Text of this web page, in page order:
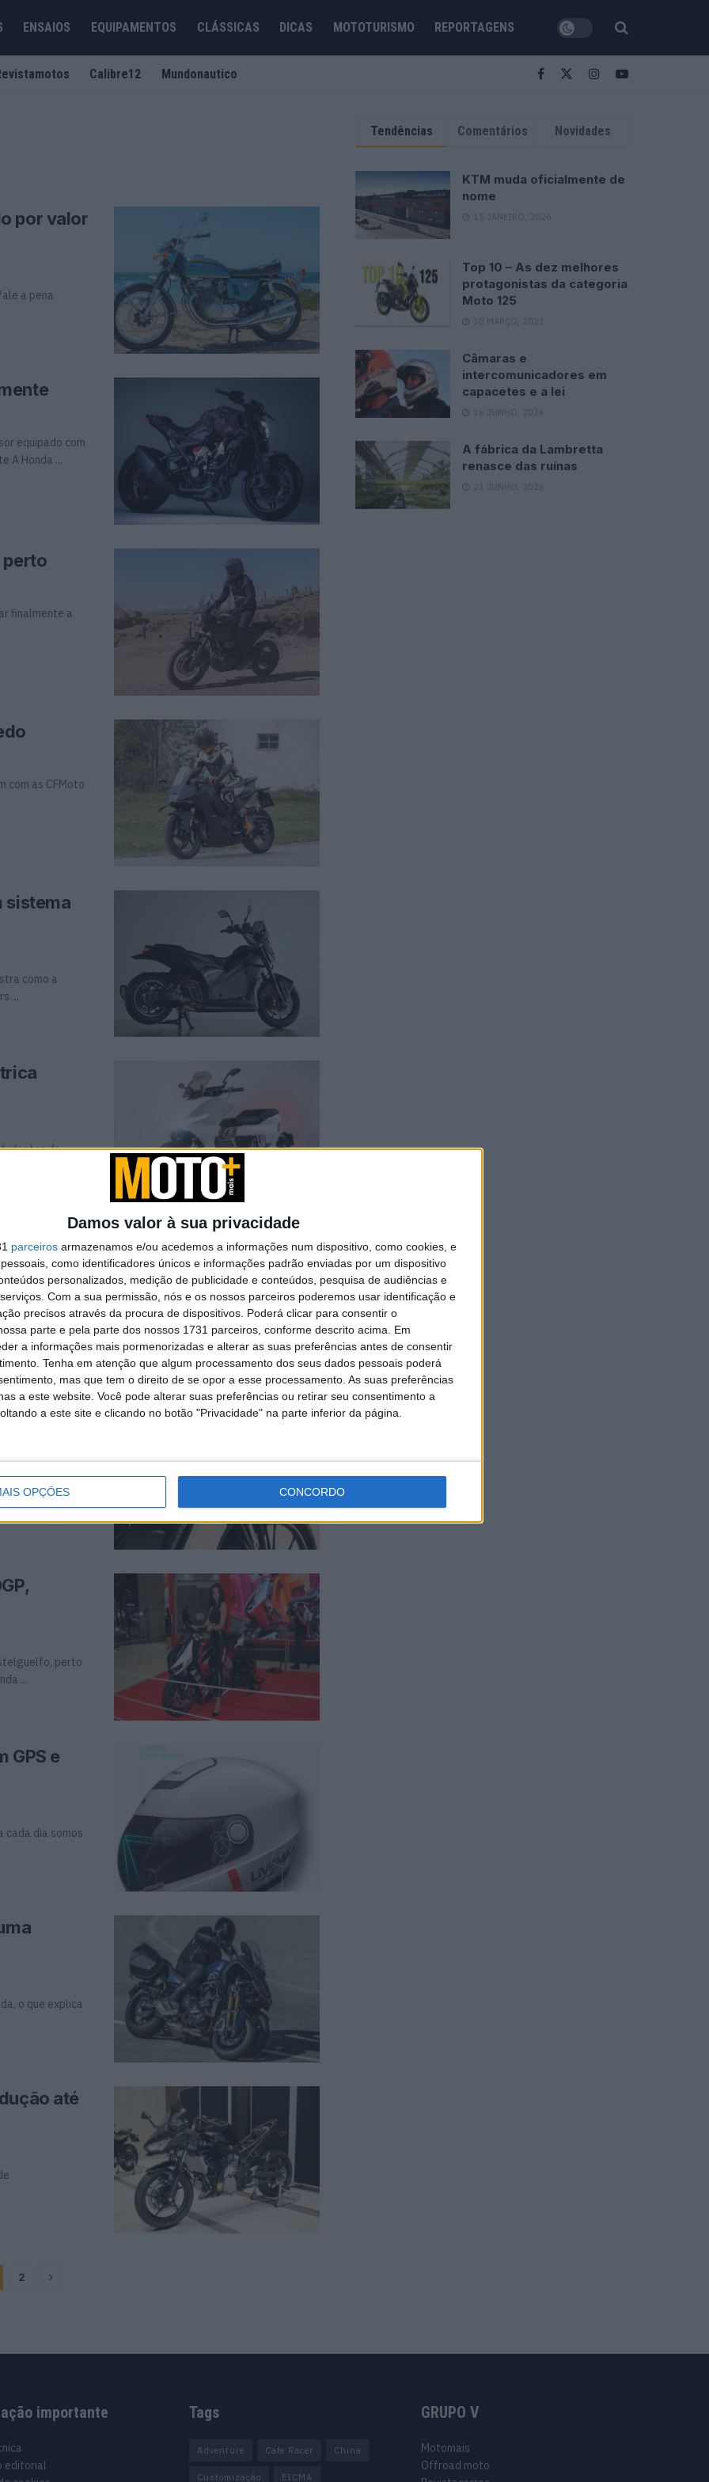
Damos valor à sua privacidade
parceiros armazenamos e/ou acedemos a informações num dispositivo, como cookies, e
como identificadores únicos e informações padrão enviadas por um dispositivo
personalizados, medição de publicidade e conteúdos, pesquisa de audiências e
Com a sua permissão, nós e os nossos parceiros poderemos usar identificação e
precisos através da procura de dispositivos. Poderá clicar para consentir o
parte e pela parte dos nossos 1731 parceiros, conforme descrito acima. Em
a informações mais pormenorizadas e alterar as suas preferências antes de consentir
Tenha em atenção que algum processamento dos seus dados pessoais poderá
mas que tem o direito de se opor a esse processamento. As suas preferências
a este website. Você pode alterar suas preferências ou retirar seu consentimento a
a este site e clicando no botão "Privacidade" na parte inferior da página.
OPÇÕES CONCORDO
ENSAIOS EQUIPAMENTOS CLÁSSICAS DICAS MOTOTURISMO REPORTAGENS
Calibre12 Mundonautico
por valor
a pena
equipado com
A Honda ...
perto
finalmente a
com as CFMoto
sistema
como a
...
da
e
sem
mas não
em veículos
perto
...
GPS e
cada dia somos
o que explica
até
2
Tendências Comentários Novidades
KTM muda oficialmente de
nome
15 JANEIRO, 2026
Top 10 – As dez melhores
protagonistas da categoria
Moto 125
10 MARÇO, 2023
Câmaras e
intercomunicadores em
capacetes e a lei
16 JUNHO, 2026
A fábrica da Lambretta
renasce das ruínas
21 JUNHO, 2026
importante
editorial
Tags
Adventure Cafe Racer China
Customização EICMA
GRUPO V
Motomais
Offroad moto